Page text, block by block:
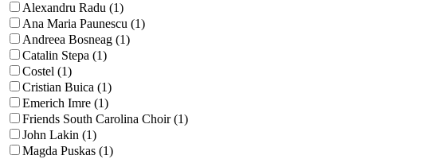
Alexandru Radu (1)
Ana Maria Paunescu (1)
Andreea Bosneag (1)
Catalin Stepa (1)
Costel (1)
Cristian Buica (1)
Emerich Imre (1)
Friends South Carolina Choir (1)
John Lakin (1)
Magda Puskas (1)